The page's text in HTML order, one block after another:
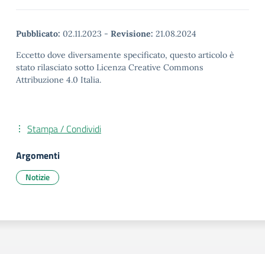
Pubblicato: 02.11.2023 - Revisione: 21.08.2024
Eccetto dove diversamente specificato, questo articolo è
stato rilasciato sotto Licenza Creative Commons
Attribuzione 4.0 Italia.
Stampa / Condividi
Argomenti
Notizie